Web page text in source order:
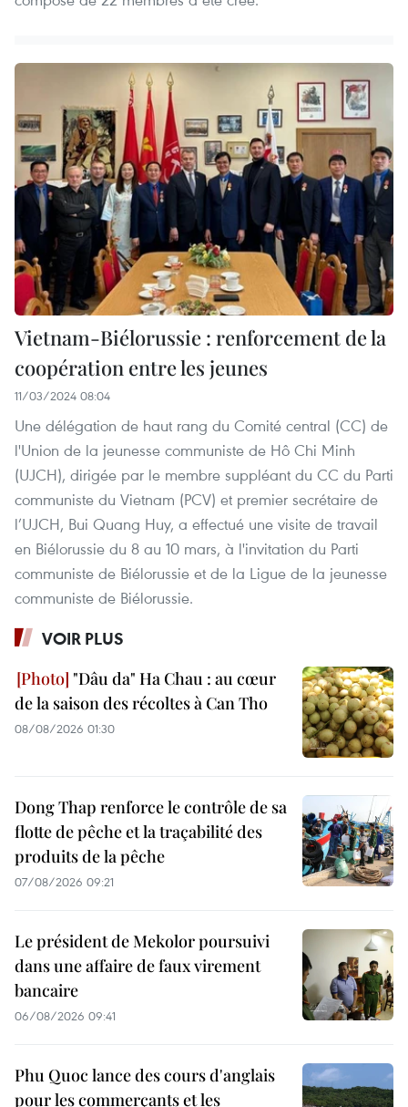
Vietnam-Biélorussie : renforcement de la
coopération entre les jeunes
11/03/2024 08:04
Une délégation de haut rang du Comité central (CC) de
l'Union de la jeunesse communiste de Hô Chi Minh
(UJCH), dirigée par le membre suppléant du CC du Parti
communiste du Vietnam (PCV) et premier secrétaire de
l’UJCH, Bui Quang Huy, a effectué une visite de travail
en Biélorussie du 8 au 10 mars, à l'invitation du Parti
communiste de Biélorussie et de la Ligue de la jeunesse
communiste de Biélorussie.
VOIR PLUS
"Dâu da" Ha Chau : au cœur
de la saison des récoltes à Can Tho
08/08/2026 01:30
Dong Thap renforce le contrôle de sa
flotte de pêche et la traçabilité des
produits de la pêche
07/08/2026 09:21
Le président de Mekolor poursuivi
dans une affaire de faux virement
bancaire
06/08/2026 09:41
Phu Quoc lance des cours d'anglais
pour les commerçants et les